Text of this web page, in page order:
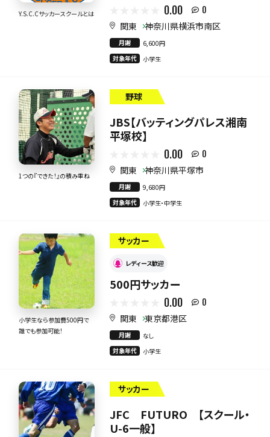
Y.S.C.Cサッカースクールとは 0.00 0
関東 神奈川県横浜市南区
月謝
6,600円
対象年代
小学生
1つの『できた！』の積み重ね
野球
JBS【バッティングパレス湘南
平塚校】
0.00 0
関東 神奈川県平塚市
月謝
9,680円
対象年代
小学生・中学生
小学生なら参加費500円で
誰でも参加可能！
サッカー
レディース歓迎
500円サッカー
0.00 0
関東 東京都港区
月謝
なし
対象年代
小学生
サッカー
JFC FUTURO 【スクール・
U-6一般】